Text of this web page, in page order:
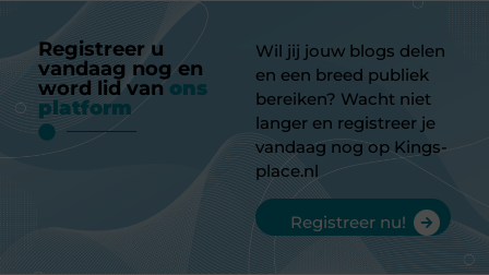
Registreer u
vandaag nog en
word lid van ons
platform
Wil jij jouw blogs delen
en een breed publiek
bereiken? Wacht niet
langer en registreer je
vandaag nog op Kings-
place.nl
Registreer nu!